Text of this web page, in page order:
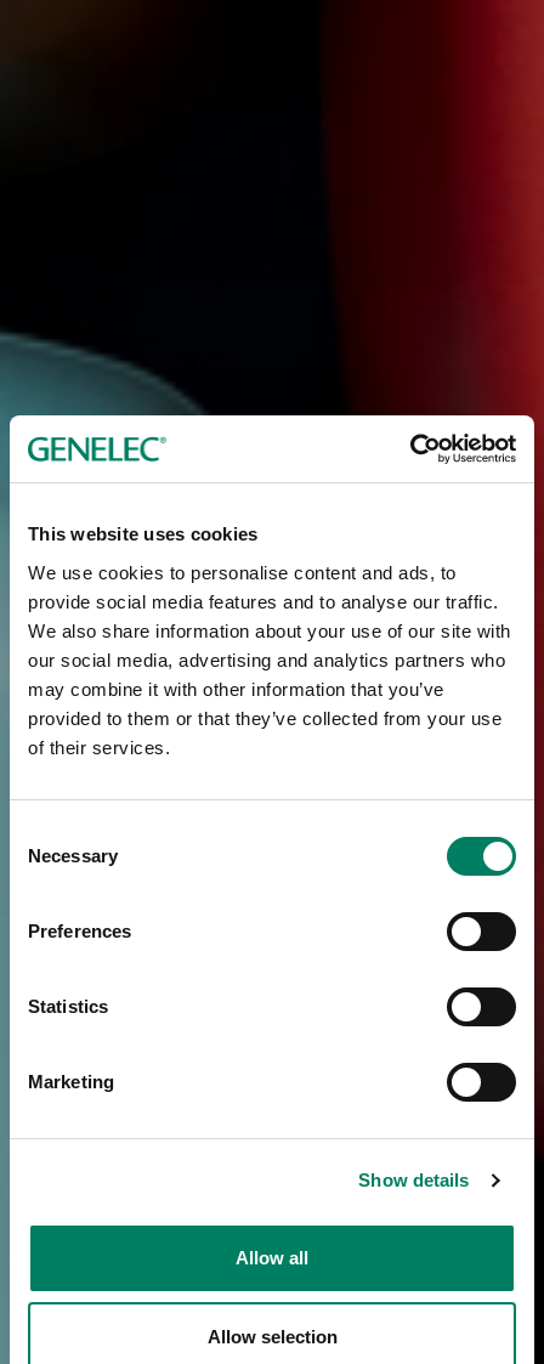
This website uses cookies
We use cookies to personalise content and ads, to
provide social media features and to analyse our traffic.
We also share information about your use of our site with
our social media, advertising and analytics partners who
may combine it with other information that you’ve
provided to them or that they’ve collected from your use
of their services.
Selection
Necessary
Preferences
Statistics
Marketing
Show details
Allow all
Allow selection